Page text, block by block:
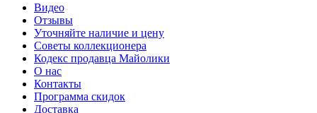
Видео
Отзывы
Уточняйте наличие и цену
Советы коллекционера
Кодекс продавца Майолики
О нас
Контакты
Программа скидок
Доставка